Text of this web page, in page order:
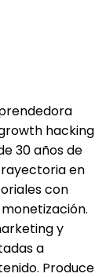
hacking
30 años de
en
con
y
a
Produce